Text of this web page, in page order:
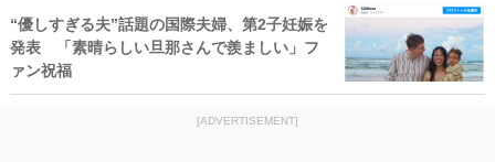
“優しすぎる夫”話題の国際夫婦、第2子妊娠を
発表 「素晴らしい旦那さんで羨ましい」フ
ァン祝福
[ADVERTISEMENT]